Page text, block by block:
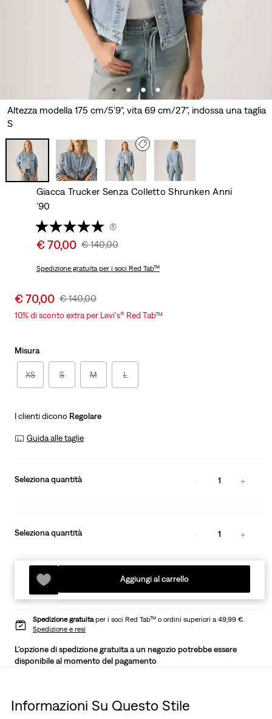
Altezza modella 175 cm/5'9", vita 69 cm/27", indossa una taglia
S
Giacca Trucker Senza Colletto Shrunken Anni
’90
(5)
Sale
is
€ 70,00 Original
Was
€ 140,00
Spedizione gratuitaper i soci Red Tab™
Sale
price
€ 70,00 Original
Price
€ 140,00
10% di sconto extra per Levi's® Red Tab™
Misura
XS S M L
I clienti dicono Regolare
Guida alle taglie
Seleziona quantità 1
Seleziona quantità 1
Aggiungi al carrello
Spedizione gratuitaper i soci Red Tab™ o ordini superiori a 49,99 €.
Spedizione e resi
L'opzione di spedizione gratuita a un negozio potrebbe essere
disponibile al momento del pagamento
Informazioni Su Questo Stile